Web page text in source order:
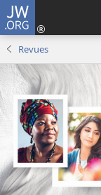
JW.ORG
Revues